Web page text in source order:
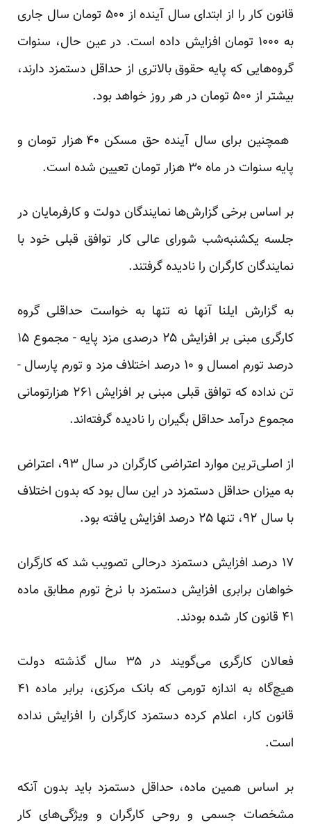
قانون کار را از ابتدای سال آینده از ۵۰۰ تومان سال جاری
به ۱۰۰۰ تومان افزایش داده است. در عین حال، سنوات
گروه‌هایی که پایه حقوق بالاتری از حداقل دستمزد دارند،
بیشتر از ۵۰۰ تومان در هر روز خواهد بود.
همچنین برای سال آینده حق مسکن ۴۰ هزار تومان و
پایه سنوات در ماه ۳۰ هزار تومان تعیین شده است.
بر اساس برخی گزارش‌ها نمایندگان دولت و کارفرمایان در
جلسه یکشنبه‌شب شورای عالی کار توافق قبلی خود با
نمایندگان کارگران را نادیده گرفتند.
به گزارش ایلنا آنها نه تنها به خواست حداقلی گروه
کارگری مبنی بر افزایش ۲۵ درصدی مزد پایه - مجموع ۱۵
درصد تورم امسال و ۱۰ درصد اختلاف مزد و تورم پارسال -
تن نداده که توافق قبلی مبنی بر افزایش ۲۶۱ هزارتومانی
مجموع درآمد حداقل بگیران را نادیده گرفته‌اند.
از اصلی‌ترین موارد اعتراضی کارگران در سال ۹۳، اعتراض
به میزان حداقل دستمزد در این سال بود که بدون اختلاف
با سال ۹۲، تنها ۲۵ درصد افزایش یافته بود.
۱۷ درصد افزایش دستمزد درحالی تصویب شد که کارگران
خواهان برابری افزایش دستمزد با نرخ تورم مطابق ماده
۴۱ قانون کار شده بودند.
فعالان کارگری می‌گویند در ۳۵ سال گذشته دولت
هیچ‌گاه به اندازه تورمی که بانک مرکزی، برابر ماده ۴۱
قانون کار، اعلام کرده دستمزد کارگران را افزایش نداده
است.
بر اساس همین ماده، حداقل دستمزد باید بدون آنکه
مشخصات جسمی و روحی کارگران و ویژگی‌های کار